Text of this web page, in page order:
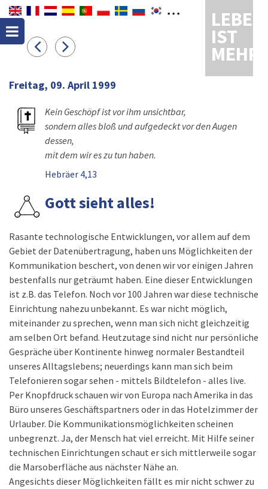
LEBEN
IST
MEHR
Freitag, 09. April 1999
Kein Geschöpf ist vor ihm unsichtbar,
sondern alles bloß und aufgedeckt vor den Augen
dessen,
mit dem wir es zu tun haben.
Hebräer 4,13
Gott sieht alles!
Rasante technologische Entwicklungen, vor allem auf dem
Gebiet der Datenübertragung, haben uns Möglichkeiten der
Kommunikation beschert, von denen wir vor einigen Jahren
bestenfalls nur geträumt haben. Eine dieser Entwicklungen
ist z.B. das Telefon. Noch vor 100 Jahren war diese technische
Einrichtung nahezu unbekannt. Es war nicht möglich,
miteinander zu sprechen, wenn man sich nicht gleichzeitig
am selben Ort befand. Heutzutage sind nicht nur persönliche
Gespräche über Kontinente hinweg normaler Bestandteil
unseres Alltagslebens; neuerdings kann man sich beim
Telefonieren sogar sehen - mittels Bildtelefon - alles live.
Per Knopfdruck schauen wir von Europa nach Amerika in das
Büro unseres Geschäftspartners oder in das Hotelzimmer der
Urlauber. Die Kommunikationsmöglichkeiten scheinen
unbegrenzt. Ja, der Mensch hat viel erreicht. Mit Hilfe seiner
technischen Einrichtungen schaut er sich mittlerweile sogar
die Marsoberfläche aus nächster Nähe an.
Angesichts dieser Möglichkeiten fällt es mir nicht schwer zu